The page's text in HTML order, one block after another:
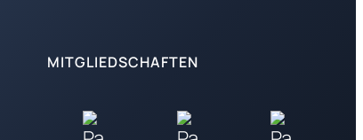
MITGLIEDSCHAFTEN